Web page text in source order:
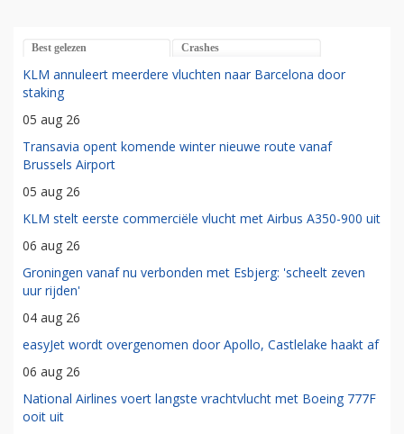
Best gelezen Crashes
KLM annuleert meerdere vluchten naar Barcelona door
staking
05 aug 26
Transavia opent komende winter nieuwe route vanaf
Brussels Airport
05 aug 26
KLM stelt eerste commerciële vlucht met Airbus A350-900 uit
06 aug 26
Groningen vanaf nu verbonden met Esbjerg: 'scheelt zeven
uur rijden'
04 aug 26
easyJet wordt overgenomen door Apollo, Castlelake haakt af
06 aug 26
National Airlines voert langste vrachtvlucht met Boeing 777F
ooit uit